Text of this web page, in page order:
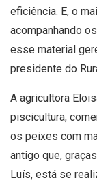
eficiência. E, o
acompanhando
esse material
presidente do
A agricultora
piscicultura,
os peixes com
antigo que,
Luís, está se